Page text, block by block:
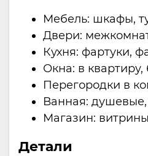
Мебель: шкафы,
Двери:
Кухня: фартуки,
Окна: в квартиру,
Перегородки в
Ванная:
Магазин:
Детали